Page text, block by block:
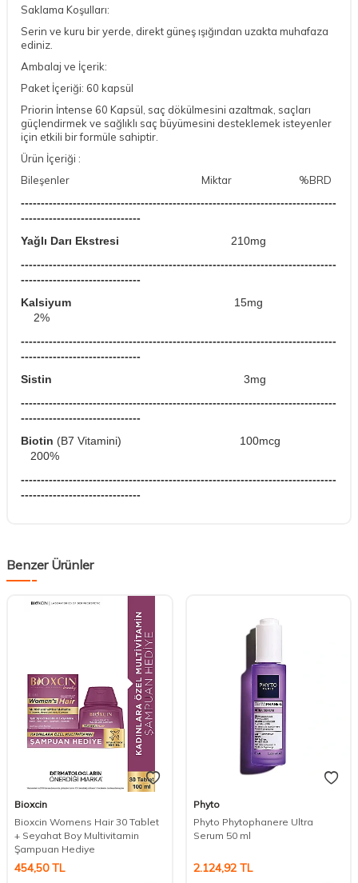
Saklama Koşulları:
Serin ve kuru bir yerde, direkt güneş ışığından uzakta muhafaza
ediniz.
Ambalaj ve İçerik:
Paket İçeriği: 60 kapsül
Priorin İntense 60 Kapsül, saç dökülmesini azaltmak, saçları
güçlendirmek ve sağlıklı saç büyümesini desteklemek isteyenler
için etkili bir formüle sahiptir.
Ürün İçeriği :
Bileşenler Miktar %BRD
-------------------------------------------------------------------------------
------------------------------
Yağlı Darı Ekstresi 210mg
-------------------------------------------------------------------------------
------------------------------
Kalsiyum
15mg
2%
-------------------------------------------------------------------------------
------------------------------
Sistin 3mg
-------------------------------------------------------------------------------
------------------------------
Biotin (B7 Vitamini) 100mcg
200%
-------------------------------------------------------------------------------
------------------------------
Benzer Ürünler
Bioxcin
Bioxcin Womens Hair 30 Tablet
+ Seyahat Boy Multivitamin
Şampuan Hediye
454,50TL
Phyto
Phyto Phytophanere Ultra
Serum 50 ml
2.124,92TL